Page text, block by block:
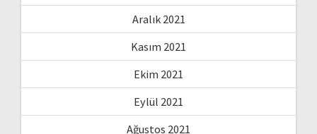
Aralık 2021
Kasım 2021
Ekim 2021
Eylül 2021
Ağustos 2021